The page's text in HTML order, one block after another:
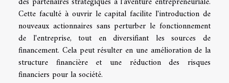
Cette faculté à ouvrir le capital facilite l'introduction de
nouveaux actionnaires sans perturber le fonctionnement
de l'entreprise, tout en diversifiant les sources de
financement. Cela peut résulter en une amélioration de la
structure financière et une réduction des risques
financiers pour la société.